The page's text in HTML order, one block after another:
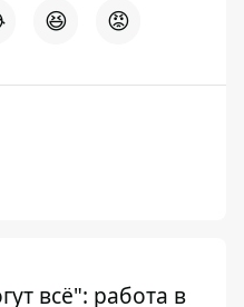
😆 😡
всё": работа в